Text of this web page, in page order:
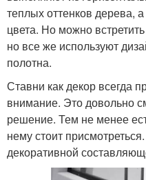
теплых оттенков дерева,
цвета. Но можно
но все же используют
полотна.
Ставни как декор всегда
внимание. Это довольно
решение. Тем не менее
нему стоит
декоративной